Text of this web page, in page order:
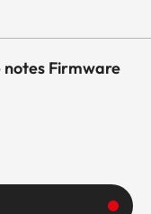
notes Firmware